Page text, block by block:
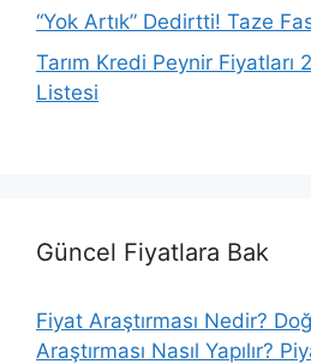
“Yok Artık” Dedirtti! Taze
Tarım Kredi Peynir Fiyatları
Listesi
Güncel Fiyatlara Bak
Fiyat Araştırması Nedir?
Araştırması Nasıl Yapılır?